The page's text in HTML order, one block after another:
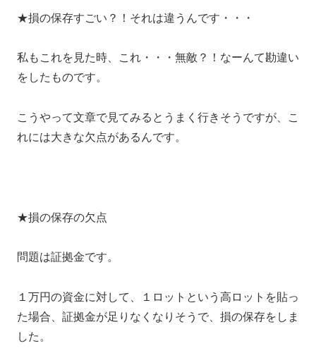
★損の保存すごい？！それは違うんです・・・
私もこれを見た時、これ・・・無敵？！なーんて勘違い
をしたものです。
こうやって文章で見てみるとうまく行きそうですが、こ
れには大きな欠点があるんです。
★損の保存の欠点
問題は証拠金です。
１万円の資金に対して、１ロットという高ロットを貼っ
た場合、証拠金が足りなくなりそうで、損の保存をしま
した。